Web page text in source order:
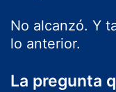
No alcanzó. Y
lo anterior.
La pregunta